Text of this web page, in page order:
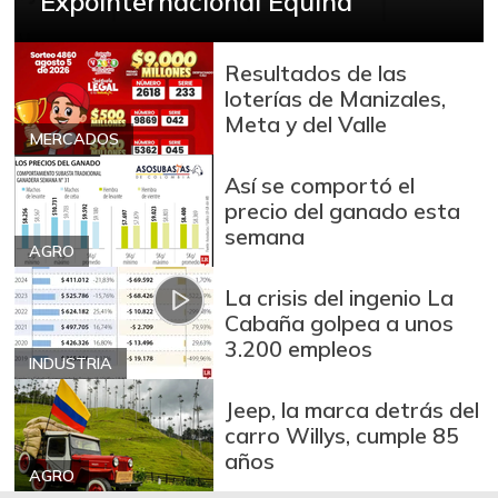
bulto
12/09/2023
Arroz blanco
importado
07/25/2026
$ 3.283,00
-2,49%
Arroz de primera
07/25/2026
$ 3.494,15
+0,72%
Arroz de segunda
07/25/2026 -0,53%
Arroz excelso
07/25/2026
$ 3.636,56
+0,19%
Arroz paddy verde
12/09/2023
$ 1.572,00
+52,37%
Arroz sopa cristal
MERCADOS
Resultados de las
loterías de Manizales,
Meta y del Valle
AGRO
Así se comportó el
precio del ganado esta
semana
INDUSTRIA
La crisis del ingenio La
Cabaña golpea a unos
3.200 empleos
AGRO
Jeep, la marca detrás del
carro Willys, cumple 85
años